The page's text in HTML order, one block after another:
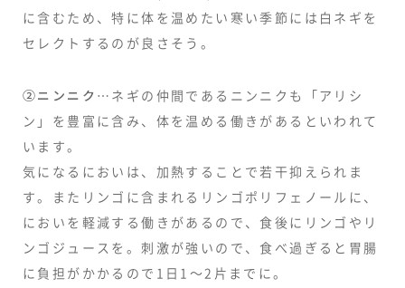
に含むため、特に体を温めたい寒い季節には白ネギを
セレクトするのが良さそう。
②ニンニク …ネギの仲間であるニンニクも「アリシ
ン」を豊富に含み、体を温める働きがあるといわれて
います。
気になるにおいは、加熱することで若干抑えられま
す。またリンゴに含まれるリンゴポリフェノールに、
においを軽減する働きがあるので、食後にリンゴやリ
ンゴジュースを。刺激が強いので、食べ過ぎると胃腸
に負担がかかるので1日1〜2片までに。